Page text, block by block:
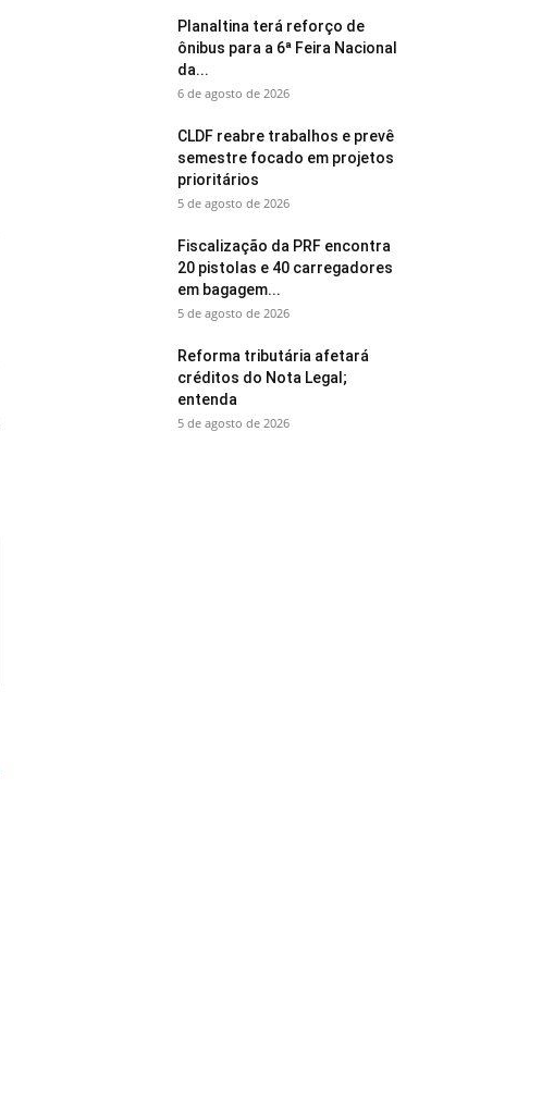
Planaltina terá reforço de
ônibus para a 6ª Feira Nacional
da...
6 de agosto de 2026
CLDF reabre trabalhos e prevê
semestre focado em projetos
prioritários
5 de agosto de 2026
Fiscalização da PRF encontra
20 pistolas e 40 carregadores
em bagagem...
5 de agosto de 2026
Reforma tributária afetará
créditos do Nota Legal;
entenda
5 de agosto de 2026